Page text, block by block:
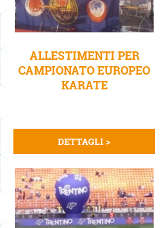
ALLESTIMENTI PER
CAMPIONATO EUROPEO
KARATE
DETTAGLI >